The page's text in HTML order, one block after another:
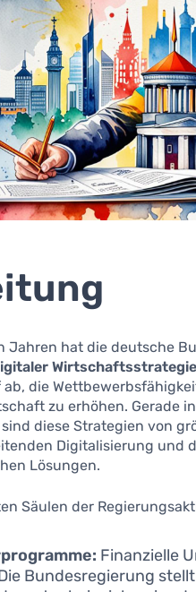
Jahren hat die deutsche
ab, die
zu erhöhen. Gerade
diese Strategien von
Digitalisierung und
Lösungen.
Säulen der
Finanzielle
Bundesregierung